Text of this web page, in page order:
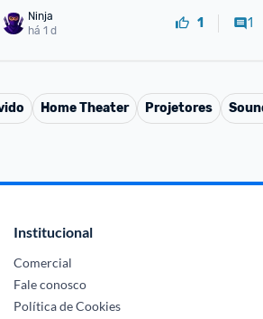
há 1 d
1 1
Home Theater Projetores
Institucional
Comercial
Fale conosco
Política de Cookies